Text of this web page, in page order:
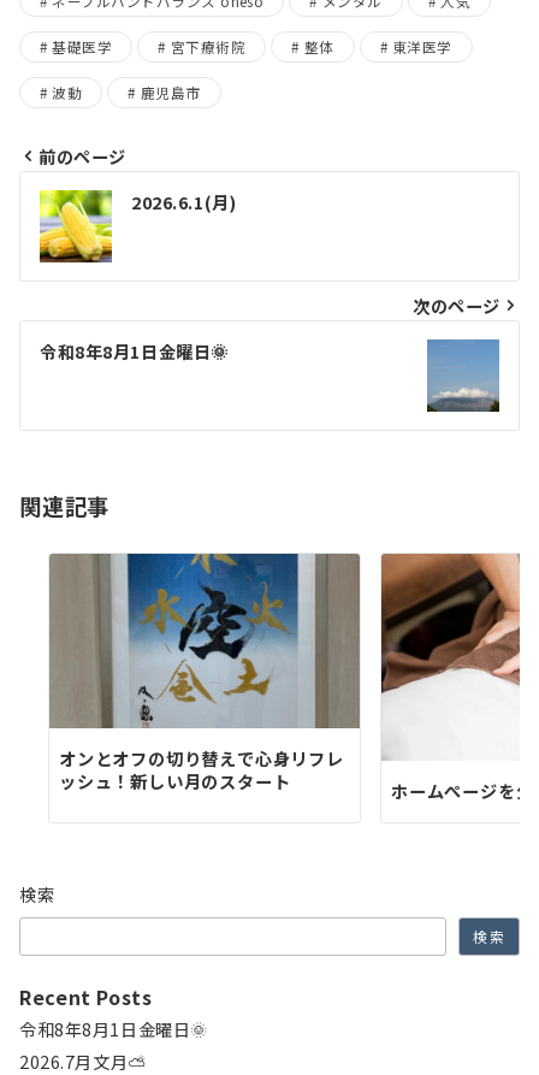
基礎医学 宮下療術院 整体 東洋医学
波動 鹿児島市
前のページ
2026.6.1(月)
次のページ
令和8年8月1日金曜日🌞
関連記事
オンとオフの切り替えで心身リフレ
ッシュ！新しい月のスタート
ホームぺージを
検索
検索
Recent Posts
令和8年8月1日金曜日🌞
2026.7月文月⛅